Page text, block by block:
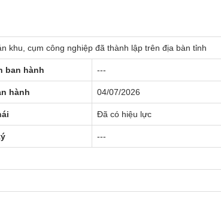
khu, cụm công nghiệp đã thành lập trên địa bàn tỉnh
ban hành ---
hành 04/07/2026
Đã có hiệu lực
---